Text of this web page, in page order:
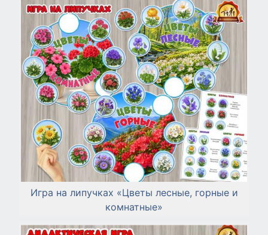
Игра на липучках «Цветы лесные, горные и
комнатные»